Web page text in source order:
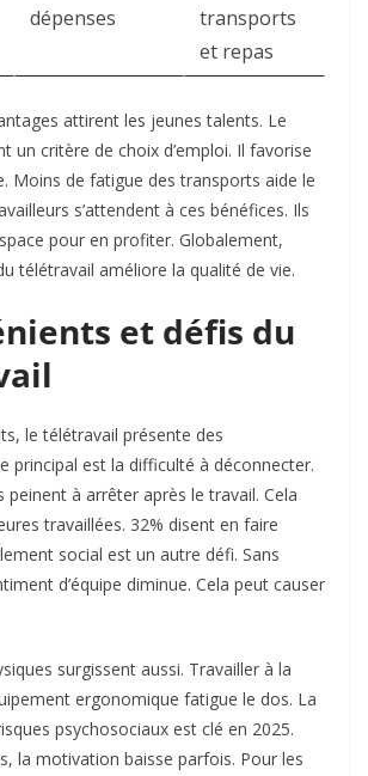
dépenses
transports
et repas ​
attirent les jeunes talents. Le
un critère de choix d’emploi. Il favorise
Moins de fatigue des transports aide le
s’attendent à ces bénéfices. Ils
pour en profiter. Globalement,
télétravail améliore la qualité de vie.​
et défis du
le télétravail présente des
principal est la difficulté à déconnecter.
peinent à arrêter après le travail. Cela
travaillées. 32% disent en faire
social est un autre défi. Sans
d’équipe diminue. Cela peut causer
surgissent aussi. Travailler à la
ergonomique fatigue le dos. La
psychosociaux est clé en 2025.
la motivation baisse parfois. Pour les